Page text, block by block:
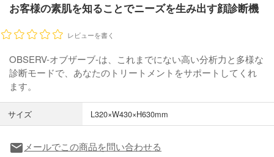
お客様の素肌を知ることでニーズを生み出す顔診断機
レビューを書く
OBSERV-オブザーブ-は、これまでにない高い分析力と多様な
診断モードで、あなたのトリートメントをサポートしてくれ
ます。
サイズ L320×W430×H630mm
local_post_office メールでこの商品を問い合わせる